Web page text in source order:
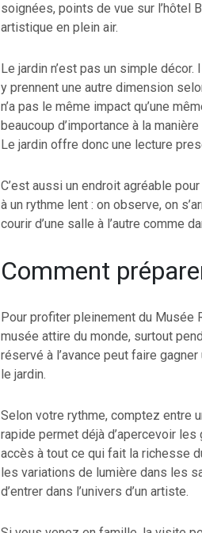
soignées, points de vue sur l’hôtel
artistique en plein air.
Le jardin n’est pas un simple
y prennent une autre dimension
n’a pas le même impact qu’une
beaucoup d’importance à la
Le jardin offre donc une lecture
C’est aussi un endroit agréable
à un rythme lent : on observe, on
courir d’une salle à l’autre comme
Comment
Pour profiter pleinement du Musée
musée attire du monde, surtout
réservé à l’avance peut faire
le jardin.
Selon votre rythme, comptez entre
rapide permet déjà d’apercevoir
accès à tout ce qui fait la richesse
les variations de lumière dans les
d’entrer dans l’univers d’un artiste.